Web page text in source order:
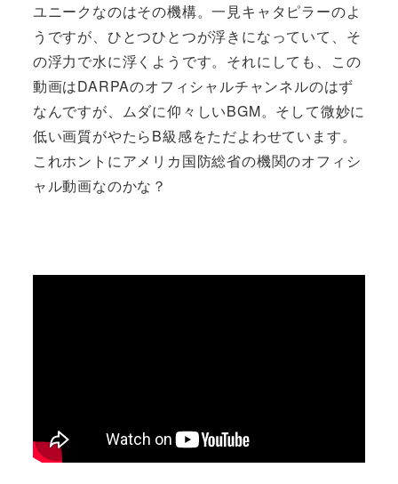
ユニークなのはその機構。一見キャタピラーのよ
うですが、ひとつひとつが浮きになっていて、そ
の浮力で水に浮くようです。それにしても、この
動画はDARPAのオフィシャルチャンネルのはず
なんですが、ムダに仰々しいBGM。そして微妙に
低い画質がやたらB級感をただよわせています。
これホントにアメリカ国防総省の機関のオフィシ
ャル動画なのかな？